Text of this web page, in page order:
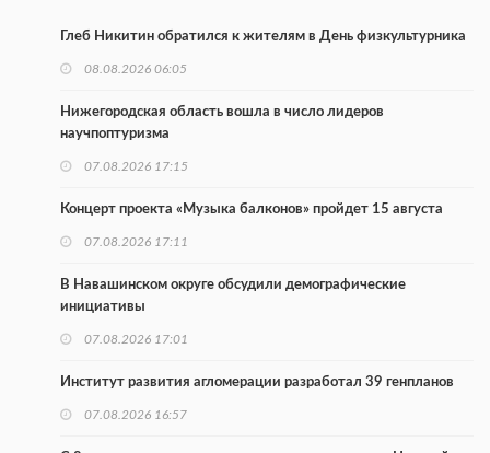
Глеб Никитин обратился к жителям в День физкультурника
08.08.2026 06:05
Нижегородская область вошла в число лидеров
научпоптуризма
07.08.2026 17:15
Концерт проекта «Музыка балконов» пройдет 15 августа
07.08.2026 17:11
В Навашинском округе обсудили демографические
инициативы
07.08.2026 17:01
Институт развития агломерации разработал 39 генпланов
07.08.2026 16:57